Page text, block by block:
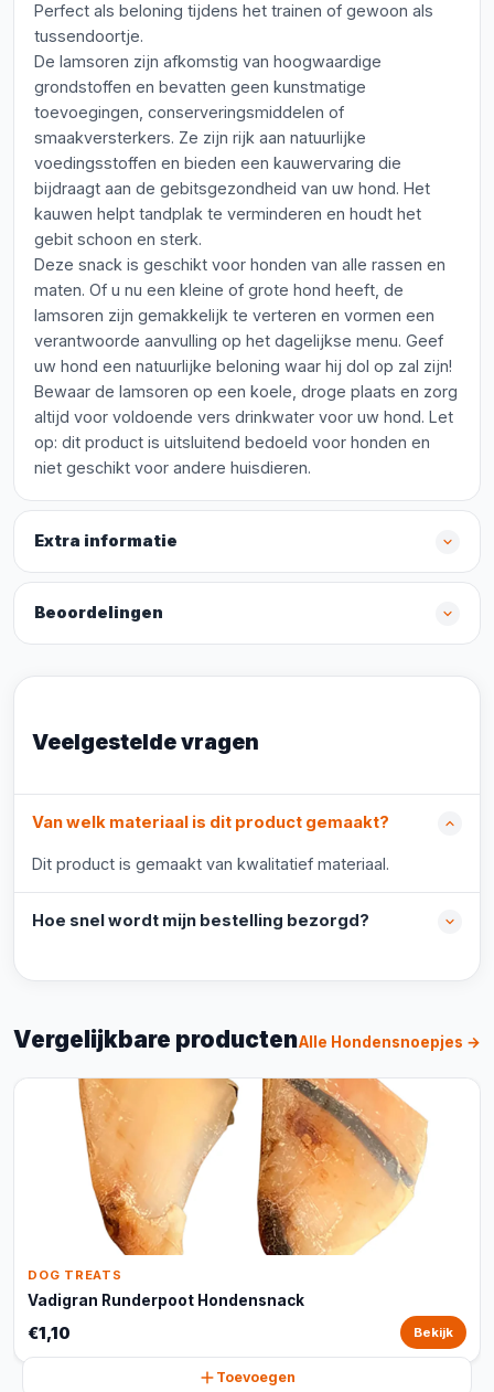
Perfect als beloning tijdens het trainen of gewoon als
tussendoortje.
De lamsoren zijn afkomstig van hoogwaardige
grondstoffen en bevatten geen kunstmatige
toevoegingen, conserveringsmiddelen of
smaakversterkers. Ze zijn rijk aan natuurlijke
voedingsstoffen en bieden een kauwervaring die
bijdraagt aan de gebitsgezondheid van uw hond. Het
kauwen helpt tandplak te verminderen en houdt het
gebit schoon en sterk.
Deze snack is geschikt voor honden van alle rassen en
maten. Of u nu een kleine of grote hond heeft, de
lamsoren zijn gemakkelijk te verteren en vormen een
verantwoorde aanvulling op het dagelijkse menu. Geef
uw hond een natuurlijke beloning waar hij dol op zal zijn!
Bewaar de lamsoren op een koele, droge plaats en zorg
altijd voor voldoende vers drinkwater voor uw hond. Let
op: dit product is uitsluitend bedoeld voor honden en
niet geschikt voor andere huisdieren.
Extra informatie
Beoordelingen
Veelgestelde vragen
Van welk materiaal is dit product gemaakt?
Dit product is gemaakt van kwalitatief materiaal.
Hoe snel wordt mijn bestelling bezorgd?
Vergelijkbare productenAlle Hondensnoepjes →
DOG TREATS
Vadigran Runderpoot Hondensnack
€1,10 Bekijk
Toevoegen